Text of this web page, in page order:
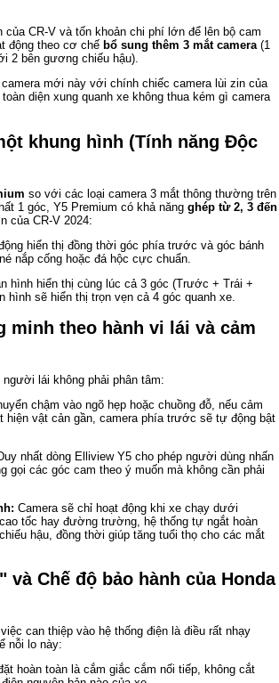
CR-V và tốn khoản chi phí lớn để lên bộ cam
động theo cơ chế bổ sung thêm 3 mắt camera(1
2 bên gương chiếu hậu).
mới này với chính chiếc camera lùi zin của
diện xung quanh xe không thua kém gì camera
khung hình (Tính năng Độc
so với các loại camera 3 mắt thông thường trên
1 góc, Y5 Premium có khả năng ghép từ 2, 3 đến
của CR-V 2024:
hiển thị đồng thời góc phía trước và góc bánh
nắp cống hoặc đá hộc cực chuẩn.
hình hiển thị cùng lúc cả 3 góc (Trước + Trái +
sẽ hiển thị trọn vẹn cả 4 góc quanh xe.
minh theo hành vi lái và cảm
lái không phải phân tâm:
chậm vào ngõ hẹp hoặc chuồng đỗ, nếu cảm
hiện vật cản gần, camera phía trước sẽ tự động bật
nhất dòng Elliview Y5 cho phép người dùng nhấn
gọi các góc cam theo ý muốn mà không cần phải
Camera sẽ chỉ hoạt động khi xe chạy dưới
tốc hay đường trường, hệ thống tự ngắt hoàn
hậu, đồng thời giúp tăng tuổi thọ cho các mắt
Chế độ bảo hành của Honda
can thiệp vào hệ thống điện là điều rất nhạy
nỗi lo này:
hoàn toàn là cắm giắc cắm nối tiếp, không cắt